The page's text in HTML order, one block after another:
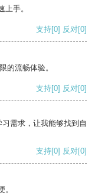
手。
支持[0] 反对[0]
的流畅体验。
支持[0] 反对[0]
需求，让我能够找到自
支持[0] 反对[0]